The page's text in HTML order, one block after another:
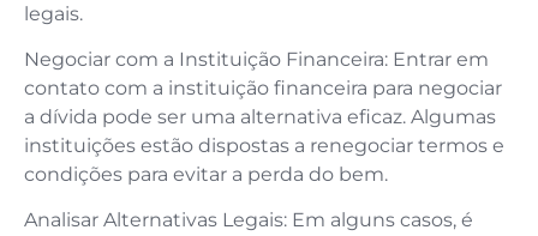
legais.
Negociar com a Instituição Financeira: Entrar em
contato com a instituição financeira para negociar
a dívida pode ser uma alternativa eficaz. Algumas
instituições estão dispostas a renegociar termos e
condições para evitar a perda do bem.
Analisar Alternativas Legais: Em alguns casos, é